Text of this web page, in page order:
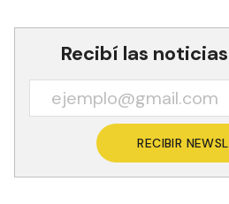
Recibí las
RECIBIR